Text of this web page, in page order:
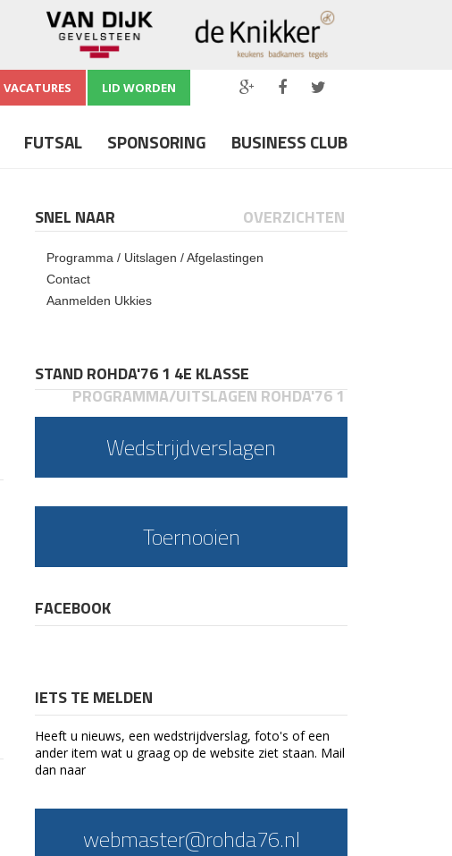
VACATURES LID WORDEN
FUTSAL SPONSORING BUSINESS CLUB
SNEL NAAR OVERZICHTEN
Programma / Uitslagen / Afgelastingen
Contact
Aanmelden Ukkies
STAND ROHDA'76 1 4E KLASSE
PROGRAMMA/UITSLAGEN ROHDA'76 1
Wedstrijdverslagen
Toernooien
FACEBOOK
IETS TE MELDEN
Heeft u nieuws, een wedstrijdverslag, foto's of een
ander item wat u graag op de website ziet staan. Mail
dan naar
webmaster@rohda76.nl